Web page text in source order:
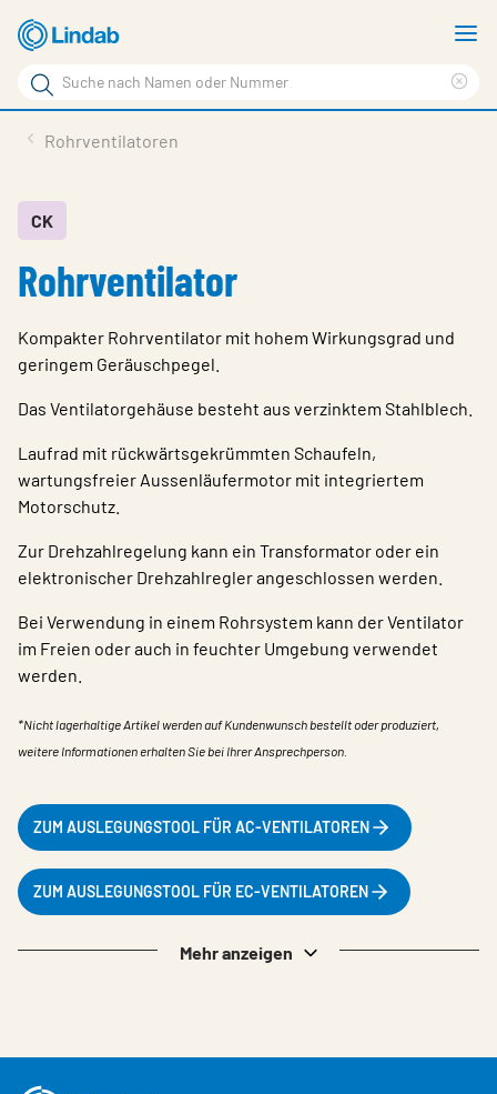
Zum
Hauptinhalt
Suchbegriff
Seite
durchsuchen
Im Fokus
Über Lindab
Downloads
Einloggen
Sprache wählen
Rohrventilatoren
CK
Rohrventilator
Kompakter Rohrventilator mit hohem Wirkungsgrad und
geringem Geräuschpegel.
Das Ventilatorgehäuse besteht aus verzinktem Stahlblech.
Laufrad mit rückwärtsgekrümmten Schaufeln,
wartungsfreier Aussenläufermotor mit integriertem
Motorschutz.
Zur Drehzahlregelung kann ein Transformator oder ein
elektronischer Drehzahlregler angeschlossen werden.
Bei Verwendung in einem Rohrsystem kann der Ventilator
im Freien oder auch in feuchter Umgebung verwendet
werden.
*Nicht lagerhaltige Artikel werden auf Kundenwunsch bestellt oder produziert,
weitere Informationen erhalten Sie bei Ihrer Ansprechperson.
ZUM AUSLEGUNGSTOOL FÜR AC-VENTILATOREN
ZUM AUSLEGUNGSTOOL FÜR EC-VENTILATOREN
Mehr anzeigen